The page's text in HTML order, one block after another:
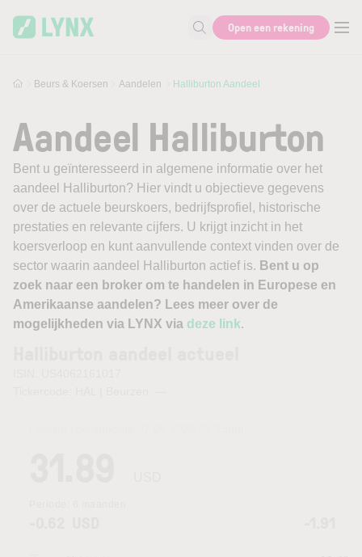
Zoek naar informatie
Open een rekening
Beurs & Koersen Aandelen Halliburton Aandeel
Aandeel Halliburton
Bent u geïnteresseerd in algemene informatie over het
aandeel Halliburton? Hier vindt u objectieve gegevens
over de actuele beurskoers, bedrijfsprofiel, historische
prestaties en relevante cijfers. U krijgt inzicht in het
koersverloop en kunt aanvullende context vinden over de
sector waarin aandeel Halliburton actief is. Bent u op
zoek naar een broker om te handelen in Europese en
Amerikaanse aandelen? Lees meer over de
mogelijkheden via LYNX via deze link.